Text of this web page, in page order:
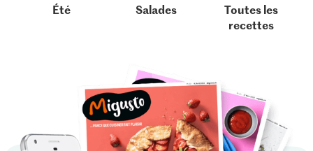
Été Salades
Toutes les
recettes